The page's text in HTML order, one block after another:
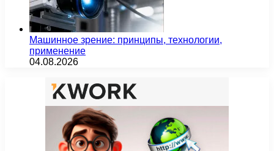
Машинное зрение: принципы, технологии,
применение
04.08.2026